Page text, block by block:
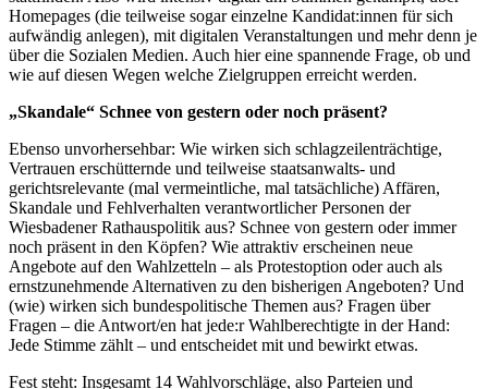
Homepages (die teilweise sogar einzelne Kandidat:innen für sich
aufwändig anlegen), mit digitalen Veranstaltungen und mehr denn je
über die Sozialen Medien. Auch hier eine spannende Frage, ob und
wie auf diesen Wegen welche Zielgruppen erreicht werden.
„Skandale“ Schnee von gestern oder noch präsent?
Ebenso unvorhersehbar: Wie wirken sich schlagzeilenträchtige,
Vertrauen erschütternde und teilweise staatsanwalts- und
gerichtsrelevante (mal vermeintliche, mal tatsächliche) Affären,
Skandale und Fehlverhalten verantwortlicher Personen der
Wiesbadener Rathauspolitik aus? Schnee von gestern oder immer
noch präsent in den Köpfen? Wie attraktiv erscheinen neue
Angebote auf den Wahlzetteln – als Protestoption oder auch als
ernstzunehmende Alternativen zu den bisherigen Angeboten? Und
(wie) wirken sich bundespolitische Themen aus? Fragen über
Fragen – die Antwort/en hat jede:r Wahlberechtigte in der Hand:
Jede Stimme zählt – und entscheidet mit und bewirkt etwas.
Fest steht: Insgesamt 14 Wahlvorschläge, also Parteien und